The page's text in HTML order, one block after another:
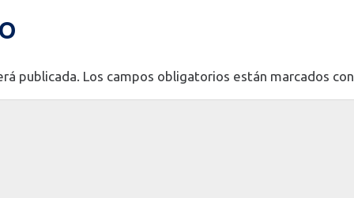
publicada. Los campos obligatorios están marcados con